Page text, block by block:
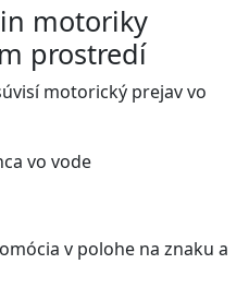
motoriky
prostredí
motorický prejav vo
vo vode
v polohe na znaku a